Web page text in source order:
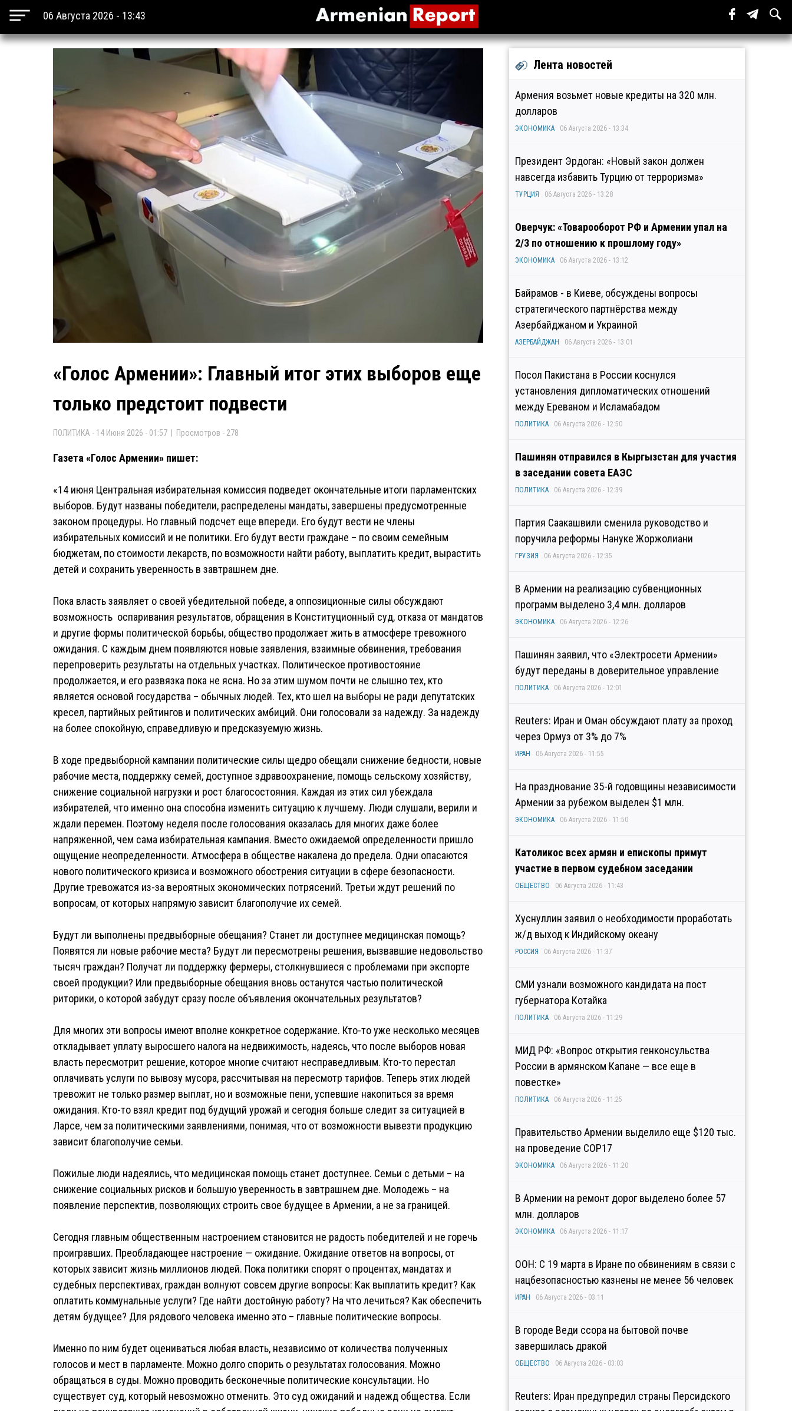
06 Августа 2026 - 13:43
«Голос Армении»: Главный итог этих выборов еще
только предстоит подвести
ПОЛИТИКА - 14 Июня 2026 - 01:57 | Просмотров - 278
Газета «Голос Армении» пишет:
«14 июня Центральная избирательная комиссия подведет окончательные итоги парламентских
выборов. Будут названы победители, распределены мандаты, завершены предусмотренные
законом процедуры. Но главный подсчет еще впереди. Его будут вести не члены
избирательных комиссий и не политики. Его будут вести граждане – по своим семейным
бюджетам, по стоимости лекарств, по возможности найти работу, выплатить кредит, вырастить
детей и сохранить уверенность в завтрашнем дне.
Пока власть заявляет о своей убедительной победе, а оппозиционные силы обсуждают
возможность оспаривания результатов, обращения в Конституционный суд, отказа от мандатов
и другие формы политической борьбы, общество продолжает жить в атмосфере тревожного
ожидания. С каждым днем появляются новые заявления, взаимные обвинения, требования
перепроверить результаты на отдельных участках. Политическое противостояние
продолжается, и его развязка пока не ясна. Но за этим шумом почти не слышно тех, кто
является основой государства – обычных людей. Тех, кто шел на выборы не ради депутатских
кресел, партийных рейтингов и политических амбиций. Они голосовали за надежду. За надежду
на более спокойную, справедливую и предсказуемую жизнь.
В ходе предвыборной кампании политические силы щедро обещали снижение бедности, новые
рабочие места, поддержку семей, доступное здравоохранение, помощь сельскому хозяйству,
снижение социальной нагрузки и рост благосостояния. Каждая из этих сил убеждала
избирателей, что именно она способна изменить ситуацию к лучшему. Люди слушали, верили и
ждали перемен. Поэтому неделя после голосования оказалась для многих даже более
напряженной, чем сама избирательная кампания. Вместо ожидаемой определенности пришло
ощущение неопределенности. Атмосфера в обществе накалена до предела. Одни опасаются
нового политического кризиса и возможного обострения ситуации в сфере безопасности.
Другие тревожатся из-за вероятных экономических потрясений. Третьи ждут решений по
вопросам, от которых напрямую зависит благополучие их семей.
Будут ли выполнены предвыборные обещания? Станет ли доступнее медицинская помощь?
Появятся ли новые рабочие места? Будут ли пересмотрены решения, вызвавшие недовольство
тысяч граждан? Получат ли поддержку фермеры, столкнувшиеся с проблемами при экспорте
своей продукции? Или предвыборные обещания вновь останутся частью политической
риторики, о которой забудут сразу после объявления окончательных результатов?
Для многих эти вопросы имеют вполне конкретное содержание. Кто-то уже несколько месяцев
откладывает уплату выросшего налога на недвижимость, надеясь, что после выборов новая
власть пересмотрит решение, которое многие считают несправедливым. Кто-то перестал
оплачивать услуги по вывозу мусора, рассчитывая на пересмотр тарифов. Теперь этих людей
тревожит не только размер выплат, но и возможные пени, успевшие накопиться за время
ожидания. Кто-то взял кредит под будущий урожай и сегодня больше следит за ситуацией в
Ларсе, чем за политическими заявлениями, понимая, что от возможности вывезти продукцию
зависит благополучие семьи.
Пожилые люди надеялись, что медицинская помощь станет доступнее. Семьи с детьми – на
снижение социальных рисков и большую уверенность в завтрашнем дне. Молодежь – на
появление перспектив, позволяющих строить свое будущее в Армении, а не за границей.
Сегодня главным общественным настроением становится не радость победителей и не горечь
проигравших. Преобладающее настроение — ожидание. Ожидание ответов на вопросы, от
которых зависит жизнь миллионов людей. Пока политики спорят о процентах, мандатах и
судебных перспективах, граждан волнуют совсем другие вопросы: Как выплатить кредит? Как
оплатить коммунальные услуги? Где найти достойную работу? На что лечиться? Как обеспечить
детям будущее? Для рядового человека именно это – главные политические вопросы.
Именно по ним будет оцениваться любая власть, независимо от количества полученных
голосов и мест в парламенте. Можно долго спорить о результатах голосования. Можно
обращаться в суды. Можно проводить бесконечные политические консультации. Но
существует суд, который невозможно отменить. Это суд ожиданий и надежд общества. Если
Лента новостей
Армения возьмет новые кредиты на 320 млн.
долларов
ЭКОНОМИКА 06 Августа 2026 - 13:34
Президент Эрдоган: «Новый закон должен
навсегда избавить Турцию от терроризма»
ТУРЦИЯ 06 Августа 2026 - 13:28
Оверчук: «Товарооборот РФ и Армении упал на
2/3 по отношению к прошлому году»
ЭКОНОМИКА 06 Августа 2026 - 13:12
Байрамов - в Киеве, обсуждены вопросы
стратегического партнёрства между
Азербайджаном и Украиной
АЗЕРБАЙДЖАН 06 Августа 2026 - 13:01
Посол Пакистана в России коснулся
установления дипломатических отношений
между Ереваном и Исламабадом
ПОЛИТИКА 06 Августа 2026 - 12:50
Пашинян отправился в Кыргызстан для участия
в заседании совета ЕАЭС
ПОЛИТИКА 06 Августа 2026 - 12:39
Партия Саакашвили сменила руководство и
поручила реформы Нануке Жоржолиани
ГРУЗИЯ 06 Августа 2026 - 12:35
В Армении на реализацию субвенционных
программ выделено 3,4 млн. долларов
ЭКОНОМИКА 06 Августа 2026 - 12:26
Пашинян заявил, что «Электросети Армении»
будут переданы в доверительное управление
ПОЛИТИКА 06 Августа 2026 - 12:01
Reuters: Иран и Оман обсуждают плату за проход
через Ормуз от 3% до 7%
ИРАН 06 Августа 2026 - 11:55
На празднование 35-й годовщины независимости
Армении за рубежом выделен $1 млн.
ЭКОНОМИКА 06 Августа 2026 - 11:50
Католикос всех армян и епископы примут
участие в первом судебном заседании
ОБЩЕСТВО 06 Августа 2026 - 11:43
Хуснуллин заявил о необходимости проработать
ж/д выход к Индийскому океану
РОССИЯ 06 Августа 2026 - 11:37
СМИ узнали возможного кандидата на пост
губернатора Котайка
ПОЛИТИКА 06 Августа 2026 - 11:29
МИД РФ: «Вопрос открытия генконсульства
России в армянском Капане — все еще в
повестке»
ПОЛИТИКА 06 Августа 2026 - 11:25
Правительство Армении выделило еще $120 тыс.
на проведение COP17
ЭКОНОМИКА 06 Августа 2026 - 11:20
В Армении на ремонт дорог выделено более 57
млн. долларов
ЭКОНОМИКА 06 Августа 2026 - 11:17
ООН: С 19 марта в Иране по обвинениям в связи с
нацбезопасностью казнены не менее 56 человек
ИРАН 06 Августа 2026 - 03:11
В городе Веди ссора на бытовой почве
завершилась дракой
ОБЩЕСТВО 06 Августа 2026 - 03:03
Reuters: Иран предупредил страны Персидского